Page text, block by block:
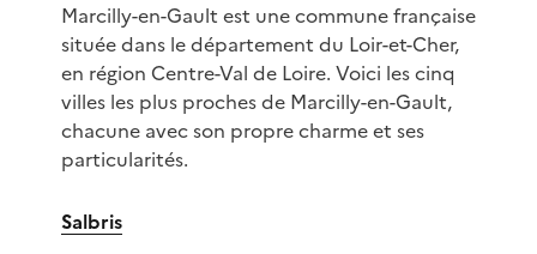
Marcilly-en-Gault est une commune française
située dans le département du Loir-et-Cher,
en région Centre-Val de Loire. Voici les cinq
villes les plus proches de Marcilly-en-Gault,
chacune avec son propre charme et ses
particularités.
Salbris